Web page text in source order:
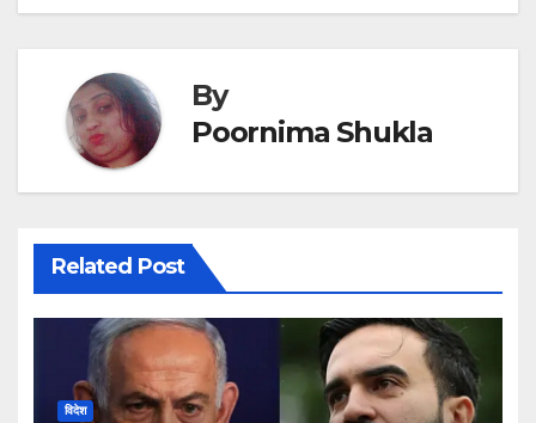
By
Poornima Shukla
Related Post
विदेश